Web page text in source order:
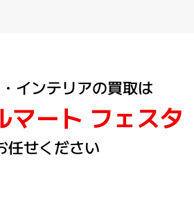
インテリアの買取は
マート フェスタ
任せください